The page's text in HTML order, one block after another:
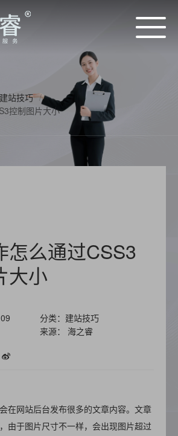
建站技巧 /
控制图片大小
怎么通过CSS3
大小
分类：建站技巧
来源： 海之睿
在网站后台发布很多的文章内容。文章
由于图片尺寸不一样，会出现图片超过